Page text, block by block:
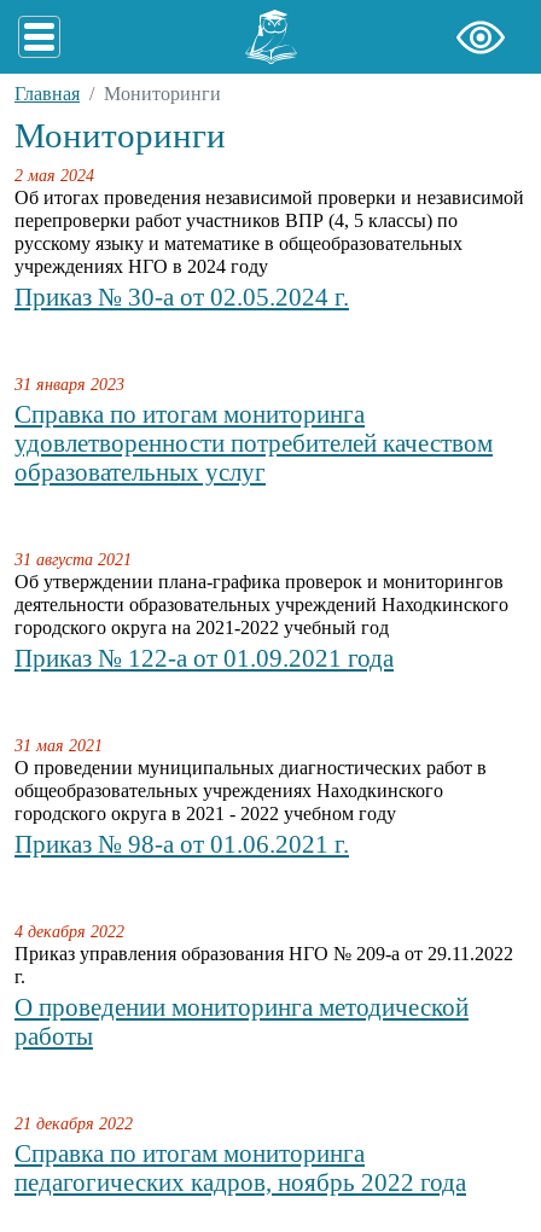
Главная Мониторинги
Мониторинги
2 мая 2024
Об итогах проведения независимой проверки и независимой
перепроверки работ участников ВПР (4, 5 классы) по
русскому языку и математике в общеобразовательных
учреждениях НГО в 2024 году
Приказ № 30-а от 02.05.2024 г.
31 января 2023
Справка по итогам мониторинга
удовлетворенности потребителей качеством
образовательных услуг
31 августа 2021
Об утверждении плана-графика проверок и мониторингов
деятельности образовательных учреждений Находкинского
городского округа на 2021-2022 учебный год
Приказ № 122-а от 01.09.2021 года
31 мая 2021
О проведении муниципальных диагностических работ в
общеобразовательных учреждениях Находкинского
городского округа в 2021 - 2022 учебном году
Приказ № 98-а от 01.06.2021 г.
4 декабря 2022
Приказ управления образования НГО № 209-а от 29.11.2022
г.
О проведении мониторинга методической
работы
21 декабря 2022
Справка по итогам мониторинга
педагогических кадров, ноябрь 2022 года